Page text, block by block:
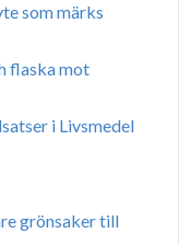
som märks
flaska mot
i Livsmedel
grönsaker till